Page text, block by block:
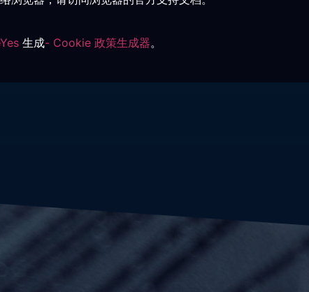
生成- Cookie 政策生成器。